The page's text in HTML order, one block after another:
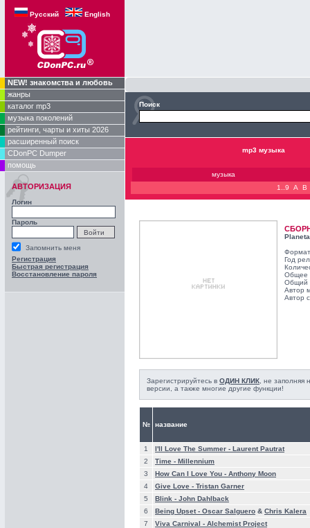
Русский English
NEW! знакомства и любовь
жанры
каталог mp3
музыка поколений
рейтинги, чарты и хиты 2026
расширенный поиск
CDonPC Dumper
помощь
АВТОРИЗАЦИЯ
Логин
Пароль
Запомнить меня
Регистрация
Быстрая регистрация
Восстановление пароля
Поиск
mp3 музыка
музыка
1..9
A B
Год
Общее
Общий
Автор
Автор
Зарегистрируйтесь в ОДИН КЛИК , не
версии, а также многие другие функции!
№ название
1 I'll Love The Summer - Laurent Pautrat
2
Time - Millennium
3
How Can I Love You - Anthony Moon
4
Give Love - Tristan Garner
5
Blink - John Dahlback
6
Being Upset - Oscar Salguero & Chris Kalera
7
Viva Carnival - Alchemist Project